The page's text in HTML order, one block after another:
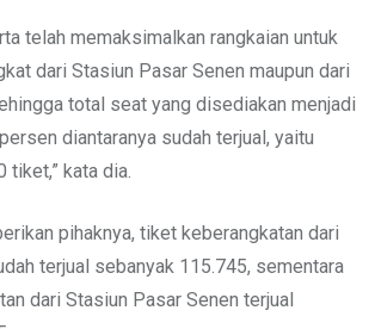
telah memaksimalkan rangkaian untuk
dari Stasiun Pasar Senen maupun dari
total seat yang disediakan menjadi
diantaranya sudah terjual, yaitu
tiket,” kata dia.
pihaknya, tiket keberangkatan dari
terjual sebanyak 115.745, sementara
dari Stasiun Pasar Senen terjual